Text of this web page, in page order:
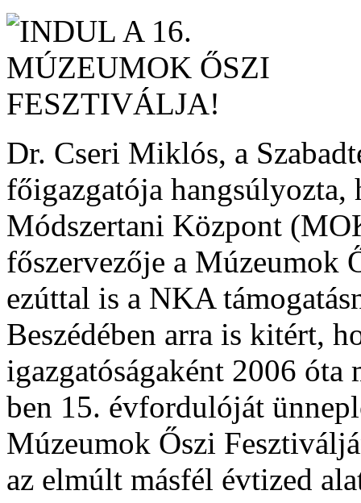
Dr. Cseri Miklós, a
főigazgatója
Módszertani Központ
főszervezője a Múzeumok
ezúttal is a NKA
Beszédében arra is kitért,
igazgatóságaként 2006 óta
ben 15. évfordulóját
Múzeumok Őszi
az elmúlt másfél évtized